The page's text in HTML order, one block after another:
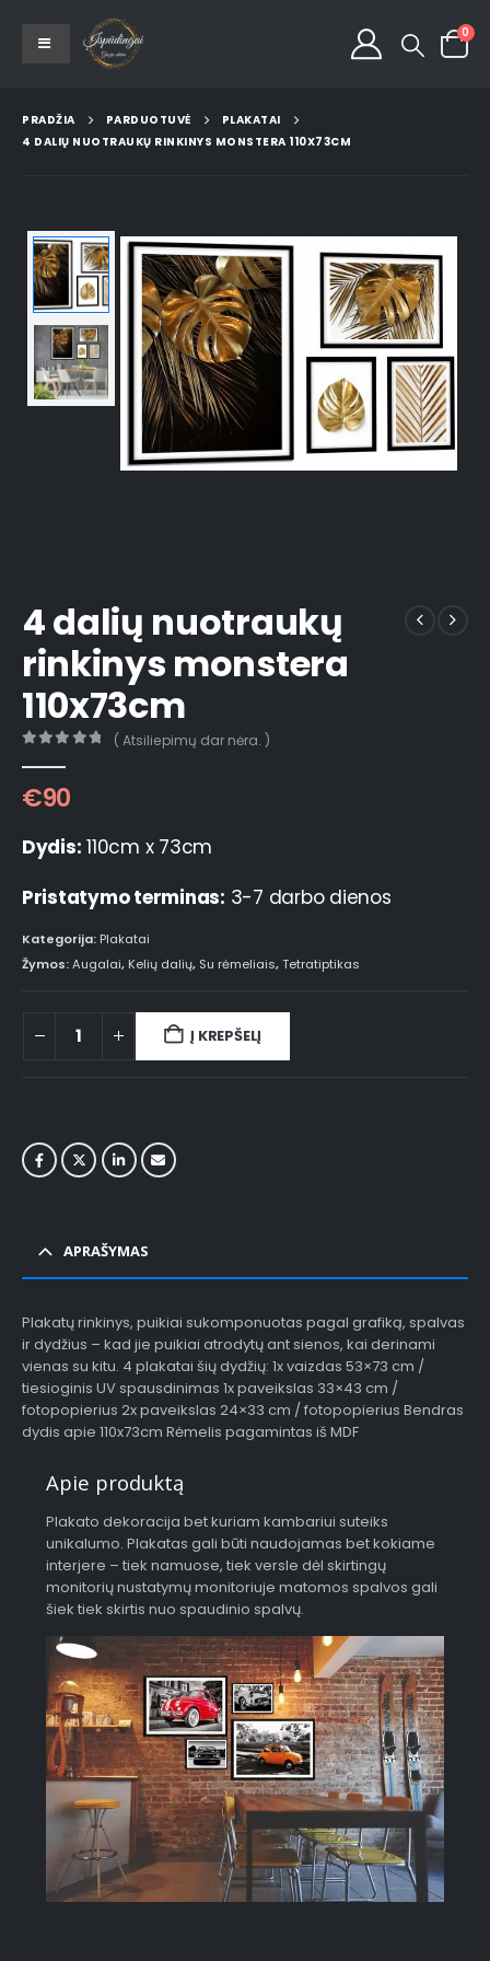
0
PRADŽIA PARDUOTUVĖ
PLAKATAI
4 DALIŲ NUOTRAUKŲ RINKINYS MONSTERA 110X73CM
4 dalių nuotraukų
rinkinys monstera
110x73cm
( Atsiliepimų dar nėra. )
€90
Dydis: 110cm x 73cm
Pristatymo terminas: 3-7 darbo dienos
Kategorija: Plakatai
Žymos:Augalai, Kelių dalių, Su rėmeliais,Tetratiptikas
Į KREPŠELĮ
APRAŠYMAS
Plakatų rinkinys, puikiai sukomponuotas pagal grafiką, spalvas
ir dydžius – kad jie puikiai atrodytų ant sienos, kai derinami
vienas su kitu. 4 plakatai šių dydžių: 1x vaizdas 53×73 cm /
tiesioginis UV spausdinimas 1x paveikslas 33×43 cm /
fotopopierius 2x paveikslas 24×33 cm / fotopopierius Bendras
dydis apie 110x73cm Rėmelis pagamintas iš MDF
Apie produktą
Plakato dekoracija bet kuriam kambariui suteiks
unikalumo. Plakatas gali būti naudojamas bet kokiame
interjere – tiek namuose, tiek versle dėl skirtingų
monitorių nustatymų monitoriuje matomos spalvos gali
šiek tiek skirtis nuo spaudinio spalvų.